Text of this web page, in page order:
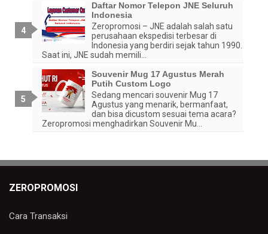
Daftar Nomor Telepon JNE Seluruh
Indonesia
Zeropromosi – JNE adalah salah satu
perusahaan ekspedisi terbesar di
Indonesia yang berdiri sejak tahun 1990.
Saat ini, JNE sudah memili...
Souvenir Mug 17 Agustus Merah
Putih Custom Logo
Sedang mencari souvenir Mug 17
Agustus yang menarik, bermanfaat,
dan bisa dicustom sesuai tema acara?
Zeropromosi menghadirkan Souvenir Mu...
ZEROPROMOSI
Cara Transaksi